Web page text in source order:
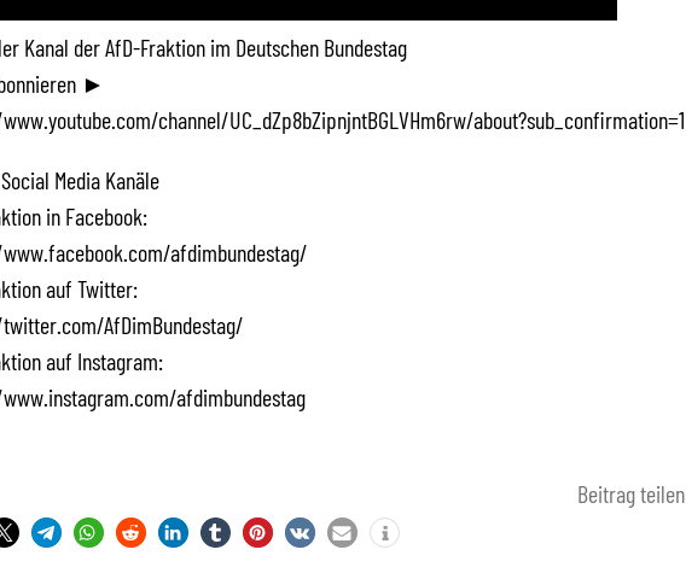
Kanal der AfD-Fraktion im Deutschen Bundestag
►
channel/UC_dZp8bZipnjntBGLVHm6rw/about?sub_confirmation=1
Media Kanäle
in Facebook:
afdimbundestag/
auf Twitter:
AfDimBundestag/
auf Instagram:
afdimbundestag
Beitrag teilen